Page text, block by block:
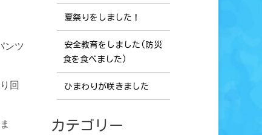
ンツ
回
夏祭りをしました！
安全教育をしました(防災
食を食べました)
ひまわりが咲きました
カテゴリー